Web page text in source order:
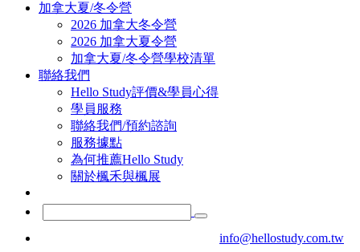
加拿大夏/冬令營
2026 加拿大冬令營
2026 加拿大夏令營
加拿大夏/冬令營學校清單
聯絡我們
Hello Study評價&學員心得
學員服務
聯絡我們/預約諮詢
服務據點
為何推薦Hello Study
關於楓禾與楓展
info@hellostudy.com.tw